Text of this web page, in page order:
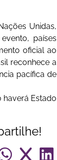
Unidas,
países
oficial ao
reconhece a
pacífica de
Estado